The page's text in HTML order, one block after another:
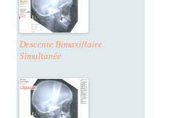
Descente Bimaxillaire
Simultanée